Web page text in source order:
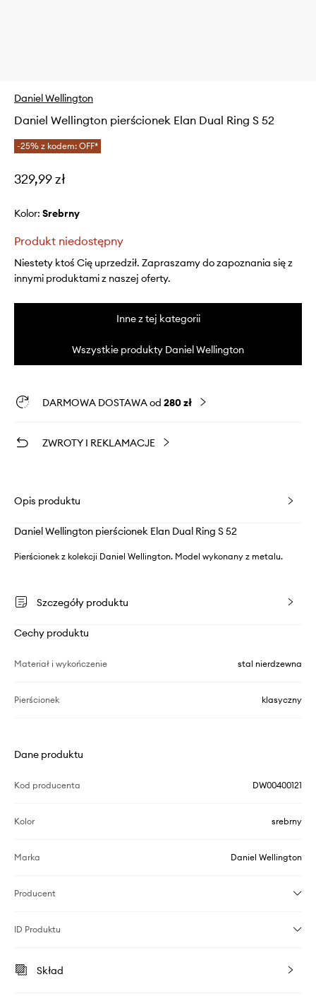
Daniel Wellington
Daniel Wellington pierścionek Elan Dual Ring S 52
-25% z kodem: OFF*
329,99 zł
Kolor: srebrny
Produkt niedostępny
Niestety ktoś Cię uprzedził. Zapraszamy do zapoznania się z
innymi produktami z naszej oferty.
Inne z tej kategorii
Wszystkie produkty Daniel Wellington
DARMOWA DOSTAWA od 280 zł
ZWROTY I REKLAMACJE
Opis produktu
Daniel Wellington pierścionek Elan Dual Ring S 52
Pierścionek z kolekcji Daniel Wellington. Model wykonany z metalu.
Szczegóły produktu
Cechy produktu
Materiał i wykończenie stal nierdzewna
Pierścionek klasyczny
Dane produktu
Kod producenta DW00400121
Kolor srebrny
Marka Daniel Wellington
Producent
ID Produktu
Skład